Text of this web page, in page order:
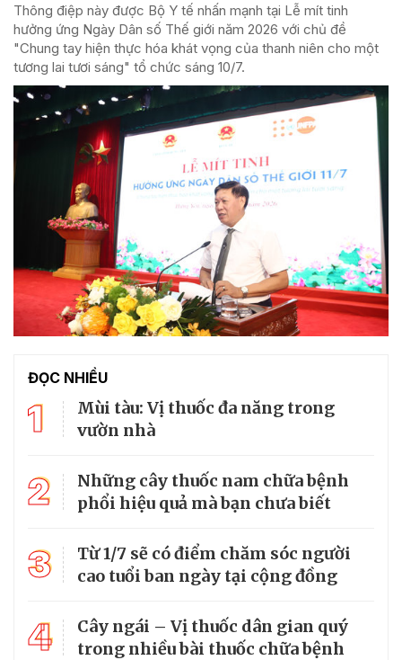
Thông điệp này được Bộ Y tế nhấn mạnh tại Lễ mít tinh
hưởng ứng Ngày Dân số Thế giới năm 2026 với chủ đề
"Chung tay hiện thực hóa khát vọng của thanh niên cho một
tương lai tươi sáng" tổ chức sáng 10/7.
ĐỌC NHIỀU
1
Mùi tàu: Vị thuốc đa năng trong
vườn nhà
2
Những cây thuốc nam chữa bệnh
phổi hiệu quả mà bạn chưa biết
3
Từ 1/7 sẽ có điểm chăm sóc người
cao tuổi ban ngày tại cộng đồng
4
Cây ngái – Vị thuốc dân gian quý
trong nhiều bài thuốc chữa bệnh